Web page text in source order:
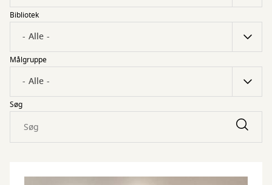
Bibliotek
Målgruppe
Søg